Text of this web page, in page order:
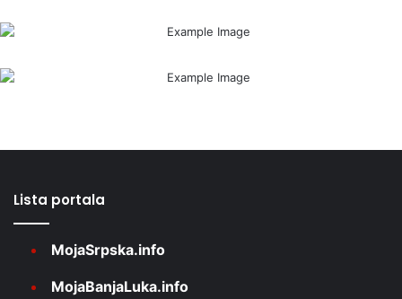
Lista portala
MojaSrpska.info
MojaBanjaLuka.info